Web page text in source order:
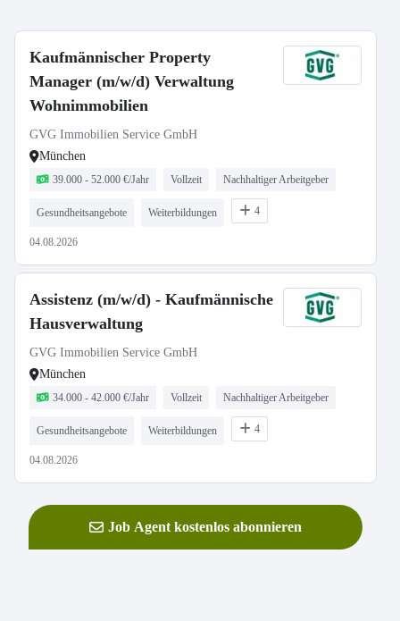
Kaufmännischer Property
Manager (m/w/d) Verwaltung
Wohnimmobilien
GVG Immobilien Service GmbH
München
39.000 - 52.000 €/Jahr Vollzeit Nachhaltiger Arbeitgeber
Gesundheitsangebote Weiterbildungen 4
04.08.2026
Assistenz (m/w/d) - Kaufmännische
Hausverwaltung
GVG Immobilien Service GmbH
München
34.000 - 42.000 €/Jahr Vollzeit Nachhaltiger Arbeitgeber
Gesundheitsangebote Weiterbildungen 4
04.08.2026
Job Agent kostenlos abonnieren